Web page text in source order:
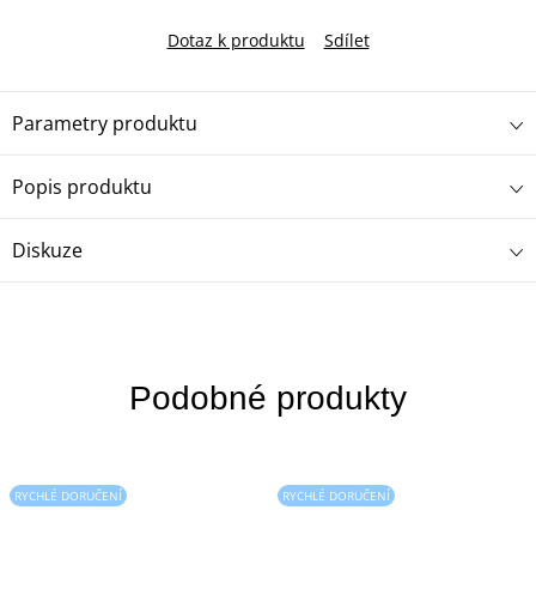
Dotaz k produktu Sdílet
Popis produktu
Parametry produktu
Diskuze
RYCHLÉ DORUČENÍ RYCHLÉ DORUČENÍ